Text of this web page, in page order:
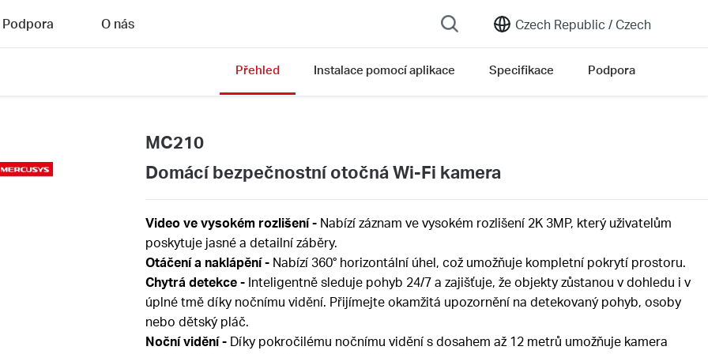
Czech Republic / Czech
Podpora O nás
Přehled Instalace pomocí aplikace Specifikace Podpora
MC210
Domácí bezpečnostní otočná Wi-Fi kamera
Video ve vysokém rozlišení - Nabízí záznam ve vysokém rozlišení 2K 3MP, který uživatelům
poskytuje jasné a detailní záběry.
Otáčení a naklápění -Nabízí 360° horizontální úhel, což umožňuje kompletní pokrytí prostoru.
Chytrá detekce - Inteligentně sleduje pohyb 24/7 a zajišťuje, že objekty zůstanou v dohledu i v
úplné tmě díky nočnímu vidění. Přijímejte okamžitá upozornění na detekovaný pohyb, osoby
nebo dětský pláč.
Noční vidění -Díky pokročilému nočnímu vidění s dosahem až 12 metrů umožňuje kamera